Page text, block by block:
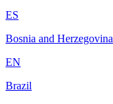
ES
Bosnia and Herzegovina
EN
Brazil